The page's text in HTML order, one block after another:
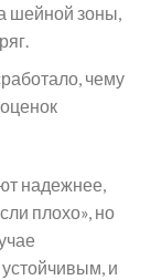
шейной зоны,
чему
надежнее,
плохо», но
и